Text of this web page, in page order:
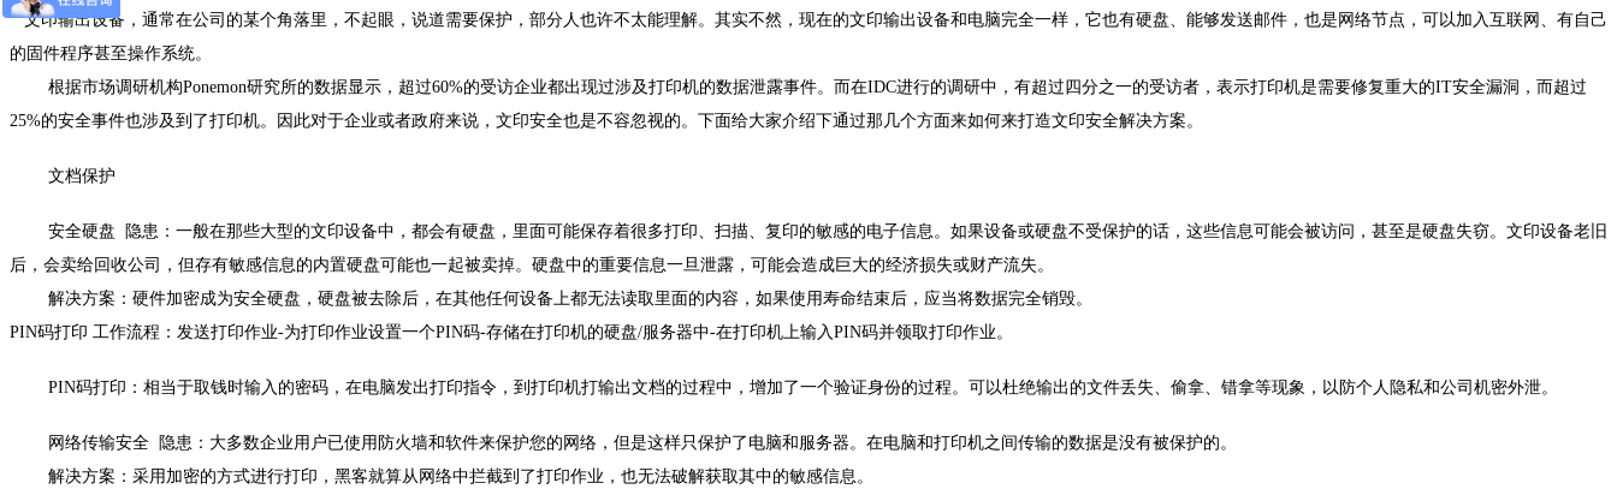
文印输出设备，通常在公司的某个角落里，不起眼，说道需要保护，部分人也许不太能理解。其实不然，现在的文印输出设备和电脑完全一样，它也有硬盘、能够发送邮件，也是网络节点，可以加入互联网、有自己
的固件程序甚至操作系统。
根据市场调研机构Ponemon研究所的数据显示，超过60%的受访企业都出现过涉及打印机的数据泄露事件。而在IDC进行的调研中，有超过四分之一的受访者，表示打印机是需要修复重大的IT安全漏洞，而超过
25%的安全事件也涉及到了打印机。因此对于企业或者政府来说，文印安全也是不容忽视的。下面给大家介绍下通过那几个方面来如何来打造文印安全解决方案。
文档保护
安全硬盘 隐患：一般在那些大型的文印设备中，都会有硬盘，里面可能保存着很多打印、扫描、复印的敏感的电子信息。如果设备或硬盘不受保护的话，这些信息可能会被访问，甚至是硬盘失窃。文印设备老旧
后，会卖给回收公司，但存有敏感信息的内置硬盘可能也一起被卖掉。硬盘中的重要信息一旦泄露，可能会造成巨大的经济损失或财产流失。
解决方案：硬件加密成为安全硬盘，硬盘被去除后，在其他任何设备上都无法读取里面的内容，如果使用寿命结束后，应当将数据完全销毁。
PIN码打印 工作流程：发送打印作业-为打印作业设置一个PIN码-存储在打印机的硬盘/服务器中-在打印机上输入PIN码并领取打印作业。
PIN码打印：相当于取钱时输入的密码，在电脑发出打印指令，到打印机打输出文档的过程中，增加了一个验证身份的过程。可以杜绝输出的文件丢失、偷拿、错拿等现象，以防个人隐私和公司机密外泄。
网络传输安全 隐患：大多数企业用户已使用防火墙和软件来保护您的网络，但是这样只保护了电脑和服务器。在电脑和打印机之间传输的数据是没有被保护的。
解决方案：采用加密的方式进行打印，黑客就算从网络中拦截到了打印作业，也无法破解获取其中的敏感信息。